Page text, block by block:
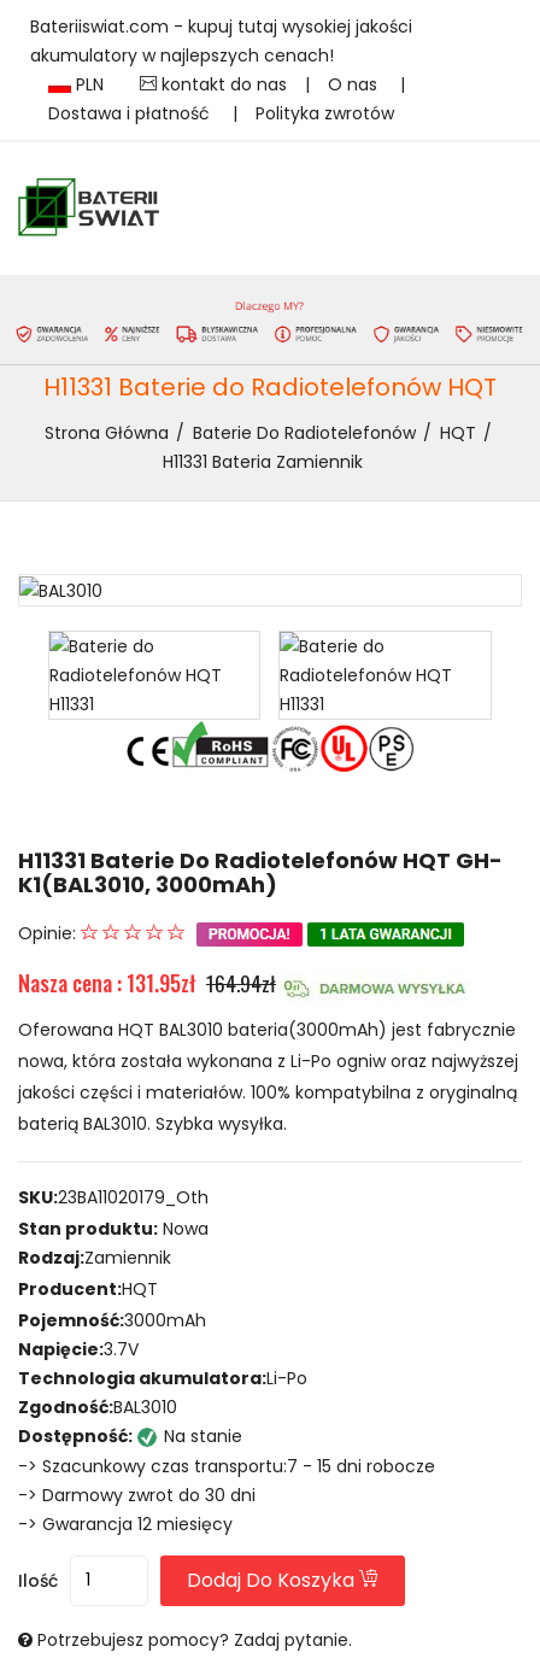
Bateriiswiat.com - kupuj tutaj wysokiej jakości
akumulatory w najlepszych cenach!
PLN
kontakt do nas | O nas
|
Dostawa i płatność
| Polityka zwrotów
H11331 Baterie do Radiotelefonów HQT
Strona Główna Baterie Do Radiotelefonów
HQT
H11331 Bateria Zamiennik
H11331 Baterie Do Radiotelefonów HQT GH-
K1(BAL3010, 3000mAh)
Opinie:
Nasza cena : 131.95zł 164.94zł
Oferowana HQT BAL3010 bateria(3000mAh) jest fabrycznie
nowa, która została wykonana z Li-Po ogniw oraz najwyższej
jakości części i materiałów. 100% kompatybilna z oryginalną
baterią BAL3010. Szybka wysyłka.
SKU:23BA11020179_Oth
Stan produktu: Nowa
Rodzaj:Zamiennik
Producent:HQT
Pojemność:3000mAh
Napięcie:3.7V
Technologia akumulatora:Li-Po
Zgodność:BAL3010
Dostępność:
Na stanie
-> Szacunkowy czas transportu:7 - 15 dni robocze
-> Darmowy zwrot do 30 dni
-> Gwarancja 12 miesięcy
Ilość Dodaj Do Koszyka
Potrzebujesz pomocy? Zadaj pytanie.